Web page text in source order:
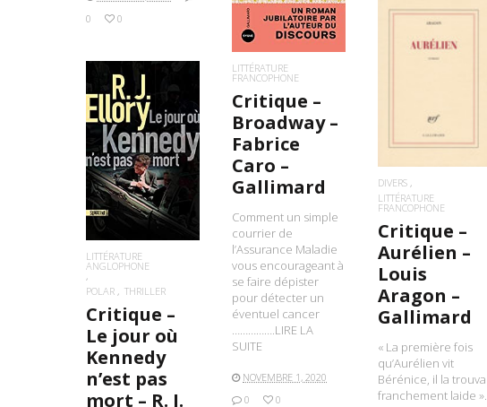
0
0
LITTÉRATURE
FRANCOPHONE
Critique –
Broadway –
Fabrice
Caro –
Gallimard
Comment un simple
courrier de
l’Assurance Maladie
vous encourageant à
se faire dépister
pour détecter un
éventuel cancer
…………….LIRE LA
SUITE
NOVEMBRE 1, 2020
0
0
DIVERS
LITTÉRATURE
FRANCOPHONE
Critique –
Aurélien –
Louis
Aragon –
Gallimard
« La première fois
qu’Aurélien vit
Bérénice, il la trouva
franchement laide ».
LIRE LA SUITE
LITTÉRATURE
ANGLOPHONE
POLAR
THRILLER
Critique –
Le jour où
Kennedy
n’est pas
mort – R. J.